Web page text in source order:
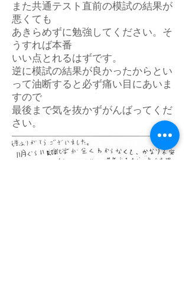
また共通テスト直前の模試の結果が
悪くても
あきらめずに勉強してください。そ
うすれば本番
いい点とれるはずです。
逆に模試の結果が良かったからとい
って油断すると必ず痛い目にあいま
すので
最後まで気を抜かずがんばってくだ
さい。